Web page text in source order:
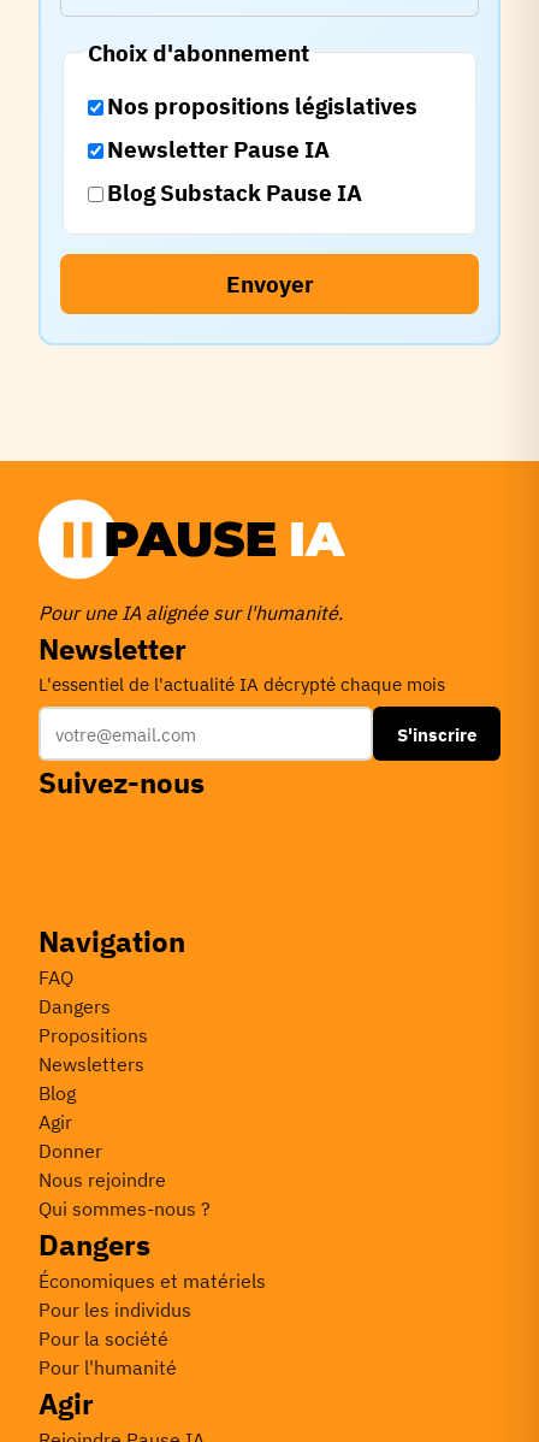
Choix d'abonnement
Nos propositions législatives
Newsletter Pause IA
Blog Substack Pause IA
Envoyer
Pour une IA alignée sur l'humanité.
Newsletter
L'essentiel de l'actualité IA décrypté chaque mois
S'inscrire
Suivez-nous
Navigation
FAQ
Dangers
Propositions
Newsletters
Blog
Agir
Donner
Nous rejoindre
Qui sommes-nous ?
Dangers
Économiques et matériels
Pour les individus
Pour la société
Pour l'humanité
Agir